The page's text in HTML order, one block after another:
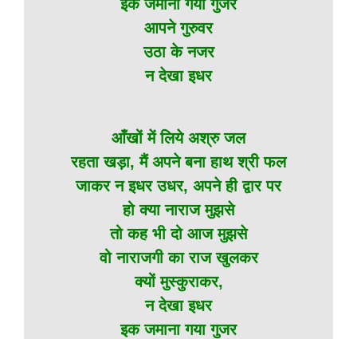
इक जमाना गया गुजर
आपने गुरुवर
उठा के नजर
न देखा इधर
आँखों में लिये अश्रु जल
रहता खड़ा, मैं अपने बना हाथ श्री फल
जाकर न इधर उधर, अपने ही द्वार पर
हो क्या नाराज मुझसे
तो कह भी दो आज मुझसे
वो नाराजगी का राज खुलकर
क्यों मुस्कुराकर,
न देखा इधर
इक जमाना गया गुजर